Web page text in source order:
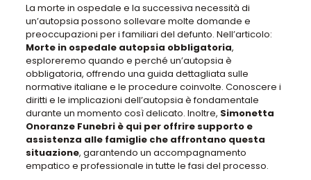
La morte in ospedale e la successiva necessità di
un’autopsia possono sollevare molte domande e
preoccupazioni per i familiari del defunto. Nell’articolo:
Morte in ospedale autopsia obbligatoria,
esploreremo quando e perché un’autopsia è
obbligatoria, offrendo una guida dettagliata sulle
normative italiane e le procedure coinvolte. Conoscere i
diritti e le implicazioni dell’autopsia è fondamentale
durante un momento così delicato. Inoltre, Simonetta
Onoranze Funebri è qui per offrire supporto e
assistenza alle famiglie che affrontano questa
situazione, garantendo un accompagnamento
empatico e professionale in tutte le fasi del processo.